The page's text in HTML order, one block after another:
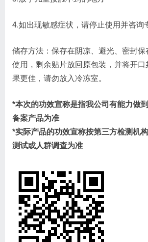
4.如出现敏感症状，请停止使用并咨询
储存方法：保存在阴凉、避光、密封
使用，剩余贴片放回原包装，并将开口
果更佳，请勿放入冷冻室。
*本次的功效宣称是指我公司有能力做
备案产品为准
*实际产品的功效宣称按第三方检测机
测试或人群调查为准